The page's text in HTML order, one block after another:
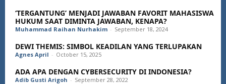
‘TERGANTUNG’ MENJADI JAWABAN FAVORIT MAHASISWA
HUKUM SAAT DIMINTA JAWABAN, KENAPA?
Muhammad Raihan Nurhakim - September 18, 2024
DEWI THEMIS: SIMBOL KEADILAN YANG TERLUPAKAN
Agnes April - October 15, 2025
ADA APA DENGAN CYBERSECURITY DI INDONESIA?
Adib Gusti Arigoh - September 28, 2022